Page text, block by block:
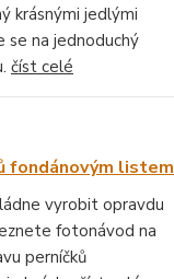
krásnými jedlými
se na jednoduchý
číst celé
fondánovým listem
vyrobit opravdu
fotonávod na
perníčků